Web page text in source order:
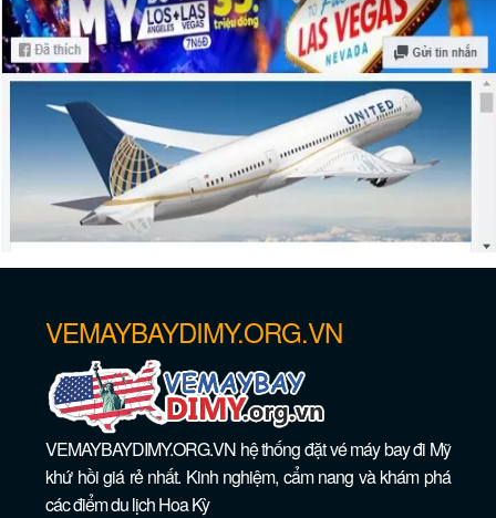
VEMAYBAYDIMY.ORG.VN
VEMAYBAYDIMY.ORG.VN hệ thống đặt vé máy bay đi Mỹ
khứ hồi giá rẻ nhất. Kinh nghiệm, cẩm nang và khám phá
các điểm du lịch Hoa Kỳ